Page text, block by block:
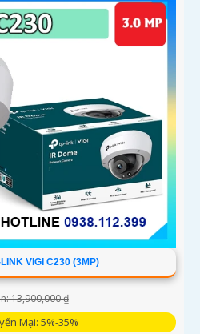
VIGI C230 (3MP)
13,900,000 ₫
Mại: 5%-35%